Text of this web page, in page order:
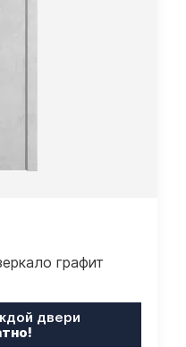
графит
двери